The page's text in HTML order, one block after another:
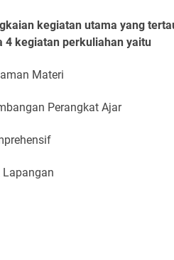
kegiatan utama yang
4 kegiatan perkuliahan yaitu
Materi
Perangkat Ajar